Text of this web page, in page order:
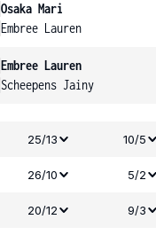
Osaka Mari
Embree Lauren
Embree Lauren
Scheepens Jainy
25/13 10/5
26/10 5/2
20/12 9/3